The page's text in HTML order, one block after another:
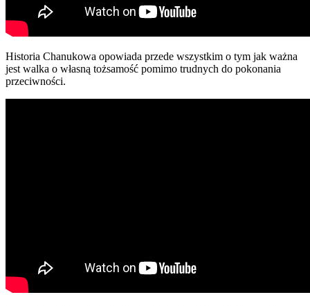
Historia Chanukowa opowiada przede wszystkim o tym jak ważna
jest walka o własną tożsamość pomimo trudnych do pokonania
przeciwności.